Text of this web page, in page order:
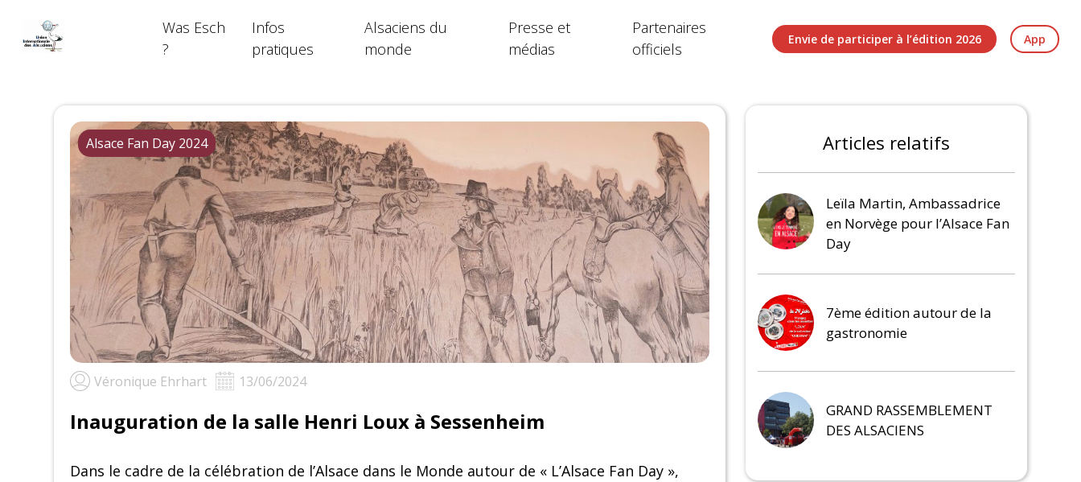
content
Was Esch
?
Infos
pratiques
Alsaciens du
monde
Presse et
médias
Partenaires
officiels
Envie de participer à l’édition 2026 App
Alsace Fan Day 2024
Véronique Ehrhart 13/06/2024
Inauguration de la salle Henri Loux à Sessenheim
Dans le cadre de la célébration de l’Alsace dans le Monde autour de « L’Alsace Fan Day »,
Articles relatifs
Leïla Martin, Ambassadrice
en Norvège pour l’Alsace Fan
Day
7ème édition autour de la
gastronomie
GRAND RASSEMBLEMENT
DES ALSACIENS